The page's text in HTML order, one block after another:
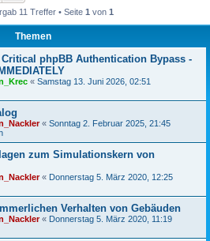
11 Treffer • Seite 1 von 1
Themen
Critical phpBB Authentication Bypass -
« Samstag 13. Juni 2026, 02:51
« Sonntag 2. Februar 2025, 21:45
zum Simulationskern von
« Donnerstag 5. März 2020, 12:25
Verhalten von Gebäuden
« Donnerstag 5. März 2020, 11:19